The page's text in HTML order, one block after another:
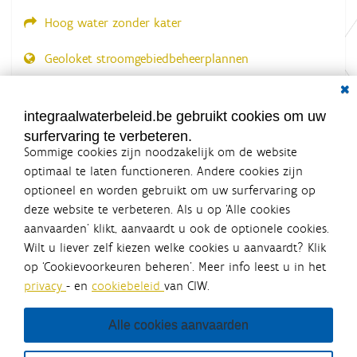
Hoog water zonder kater
Geoloket stroomgebiedbeheerplannen
LOGIN VEREIST
integraalwaterbeleid.be gebruikt cookies om uw
surfervaring te verbeteren.
Sommige cookies zijn noodzakelijk om de website
optimaal te laten functioneren. Andere cookies zijn
optioneel en worden gebruikt om uw surfervaring op
deze website te verbeteren. Als u op ‘Alle cookies
aanvaarden’ klikt, aanvaardt u ook de optionele cookies.
Wilt u liever zelf kiezen welke cookies u aanvaardt? Klik
op ‘Cookievoorkeuren beheren’. Meer info leest u in het
privacy - en cookiebeleid van CIW.
Alle cookies aanvaarden
Integraalwaterbeleid.be is een
officiële website van de Vlaamse
overheid
uitgegeven door Coördinatiecommissie Integraal
Waterbeleid
De Coördinatiecommissie Integraal Waterbeleid (CIW) is een
bestuursniveaus die bij het waterbeleid betrokken zijn. Ook
waterbedrijven nemen deel aan het overleg. Deze
samenwerking zorgt voor een gecoördineerde en